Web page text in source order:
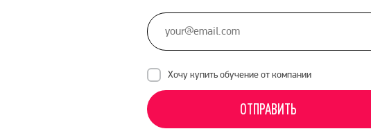
Хочу купить обучение от компании
ОТПРАВИТЬ